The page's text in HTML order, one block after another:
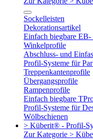
Sockelleisten
Dekorationsartikel
Einfach biegbare
Winkelprofile
Abschluss- und
Profil-Systeme für
Treppenkantenprofile
Übergangsprofile
Rampenprofile
Einfach biegbare
Profil-Systeme für
Wölbschienen
> Küberit® - Profil-
Zur Kategorie >